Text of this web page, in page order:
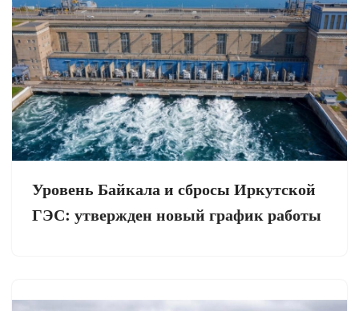
Уровень Байкала и сбросы Иркутской
ГЭС: утвержден новый график работы